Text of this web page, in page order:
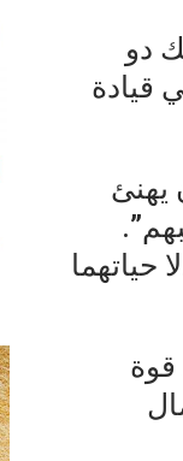
دو
قيادة
يهنئ
حياتهما
قوة